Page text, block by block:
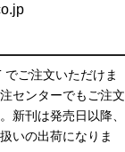
でご注文いただけま
センターでもご注文
新刊は発売日以降、
いの出荷になりま